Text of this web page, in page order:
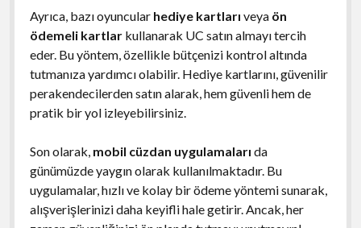
Ayrıca, bazı oyuncular hediye kartları veya ön
ödemeli kartlarkullanarak UC satın almayı tercih
eder. Bu yöntem, özellikle bütçenizi kontrol altında
tutmanıza yardımcı olabilir. Hediye kartlarını, güvenilir
perakendecilerden satın alarak, hem güvenli hem de
pratik bir yol izleyebilirsiniz.
Son olarak, mobil cüzdan uygulamaları da
günümüzde yaygın olarak kullanılmaktadır. Bu
uygulamalar, hızlı ve kolay bir ödeme yöntemi sunarak,
alışverişlerinizi daha keyifli hale getirir. Ancak, her